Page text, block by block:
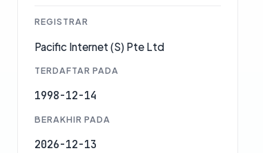
REGISTRAR
Pacific Internet (S) Pte Ltd
TERDAFTAR PADA
1998-12-14
BERAKHIR PADA
2026-12-13